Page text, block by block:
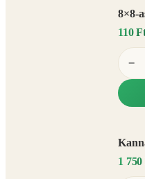
8×8-
110
−
1